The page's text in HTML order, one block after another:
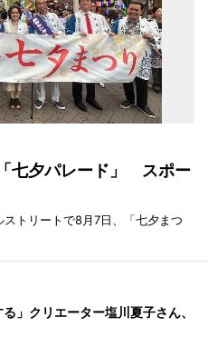
七夕パレード」 スポー
トリートで8月7日、「七夕まつ
る」クリエーター塩川夏子さん、